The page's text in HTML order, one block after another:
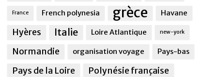
France French polynesia grèce Havane
Hyères Italie Loire Atlantique new-york
Normandie organisation voyage Pays-bas
Pays de la Loire
Polynésie française